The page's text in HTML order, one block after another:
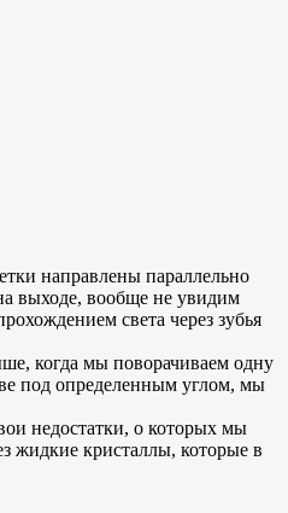
направлены параллельно
выходе, вообще не увидим
света через зубья
когда мы поворачиваем одну
под определенным углом, мы
недостатки, о которых мы
жидкие кристаллы, которые в